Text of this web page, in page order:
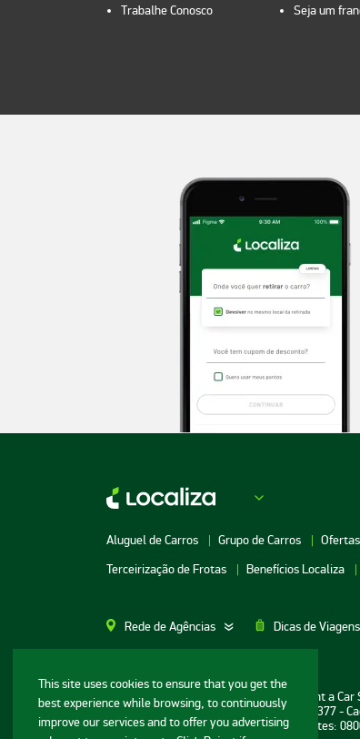
This site uses cookies to ensure that you get the
best experience while browsing, to continuously
improve our services and to offer you advertising
Trabalhe Conosco Seja um
Aluguel de Carros Grupo de Carros Ofertas
Terceirização de Frotas
Benefícios Localiza
Rede de Agências Dicas de Viagens
Aluguel de Carros SP
Aluguel de Carros Porto Alegre
Aluguel de Carros RJ
Aluguel
Aluguel
Informações ao consumidor: Localiza Rent a
Sede: Avenida Bernardo Vasconcelos, n° 377 -
Central de Reservas e Assistência a Clientes: